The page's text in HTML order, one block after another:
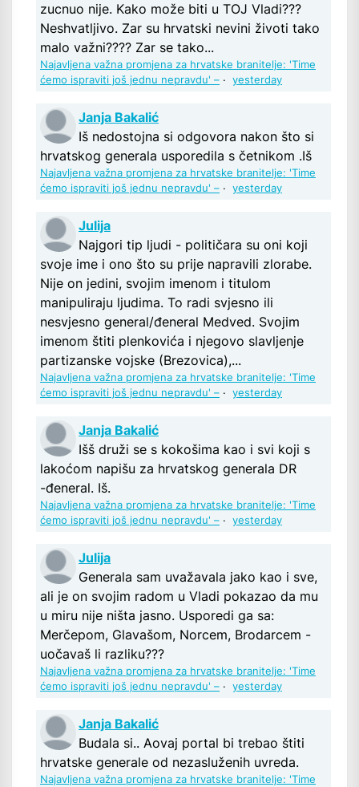
zucnuo nije. Kako može biti u TOJ Vladi???
Neshvatljivo. Zar su hrvatski nevini životi tako
malo važni???? Zar se tako...
Najavljena važna promjena za hrvatske branitelje: 'Time
ćemo ispraviti još jednu nepravdu' – · yesterday
Janja Bakalić
Iš nedostojna si odgovora nakon što si
hrvatskog generala usporedila s četnikom .Iš
Najavljena važna promjena za hrvatske branitelje: 'Time
ćemo ispraviti još jednu nepravdu' – · yesterday
Julija
Najgori tip ljudi - političara su oni koji
svoje ime i ono što su prije napravili zlorabe.
Nije on jedini, svojim imenom i titulom
manipuliraju ljudima. To radi svjesno ili
nesvjesno general/đeneral Medved. Svojim
imenom štiti plenkovića i njegovo slavljenje
partizanske vojske (Brezovica),...
Najavljena važna promjena za hrvatske branitelje: 'Time
ćemo ispraviti još jednu nepravdu' – · yesterday
Janja Bakalić
Išš druži se s kokošima kao i svi koji s
lakoćom napišu za hrvatskog generala DR
-đeneral. Iš.
Najavljena važna promjena za hrvatske branitelje: 'Time
ćemo ispraviti još jednu nepravdu' – · yesterday
Julija
Generala sam uvažavala jako kao i sve,
ali je on svojim radom u Vladi pokazao da mu
u miru nije ništa jasno. Usporedi ga sa:
Merčepom, Glavašom, Norcem, Brodarcem -
uočavaš li razliku???
Najavljena važna promjena za hrvatske branitelje: 'Time
ćemo ispraviti još jednu nepravdu' – · yesterday
Janja Bakalić
Budala si.. Aovaj portal bi trebao štiti
hrvatske generale od nezasluženih uvreda.
Najavljena važna promjena za hrvatske branitelje: 'Time